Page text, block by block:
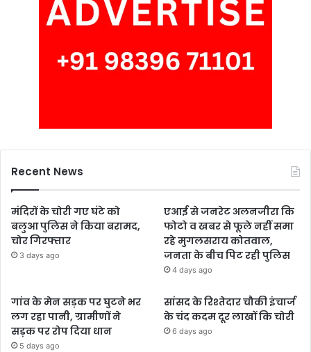
Recent News
मंदिरों के चोरी गए घंटे को
बलुआ पुलिस ने किया बरामद,
चोर गिरफ्तार
3 days ago
एआई से जनरेट अलनजीरा कि
फोटो व खबर से फूले नहीं समा
रहे मुगलसराय कोतवाल,
जनता के बीच पिट रही पुलिस
4 days ago
गांव के मेन सड़क पर घुटने भर
लग रहा पानी, ग्रामीणों ने
सड़क पर रोप दिया धान
5 days ago
सांसद के रिश्तेदार चौकी इंचार्ज
के चंद कदम दूर लाखों कि चोरी
6 days ago